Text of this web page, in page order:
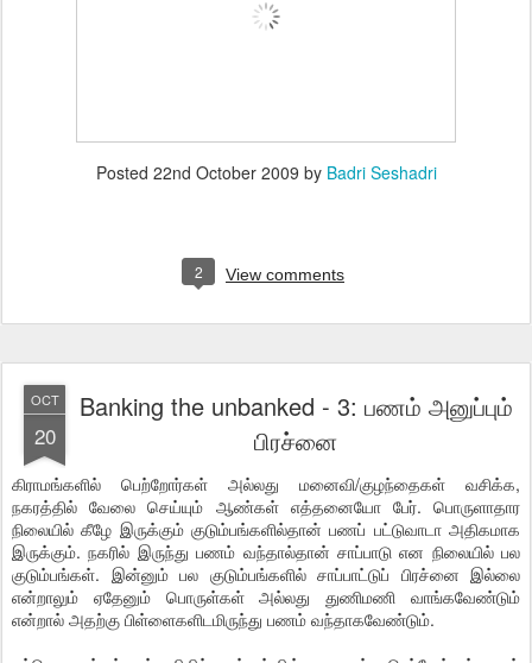
Posted 22nd October 2009 by Badri Seshadri
2 View comments
OCT
20
Banking the unbanked - 3: பணம் அனுப்பும்
பிரச்னை
கிராமங்களில் பெற்றோர்கள் அல்லது மனைவி/குழந்தைகள் வசிக்க,
நகரத்தில் வேலை செய்யும் ஆண்கள் எத்தனையோ பேர். பொருளாதார
நிலையில் கீழே இருக்கும் குடும்பங்களில்தான் பணப் பட்டுவாடா அதிகமாக
இருக்கும். நகரில் இருந்து பணம் வந்தால்தான் சாப்பாடு என நிலையில் பல
குடும்பங்கள். இன்னும் பல குடும்பங்களில் சாப்பாட்டுப் பிரச்னை இல்லை
என்றாலும் ஏதேனும் பொருள்கள் அல்லது துணிமணி வாங்கவேண்டும்
என்றால் அதற்கு பிள்ளைகளிடமிருந்து பணம் வந்தாகவேண்டும்.